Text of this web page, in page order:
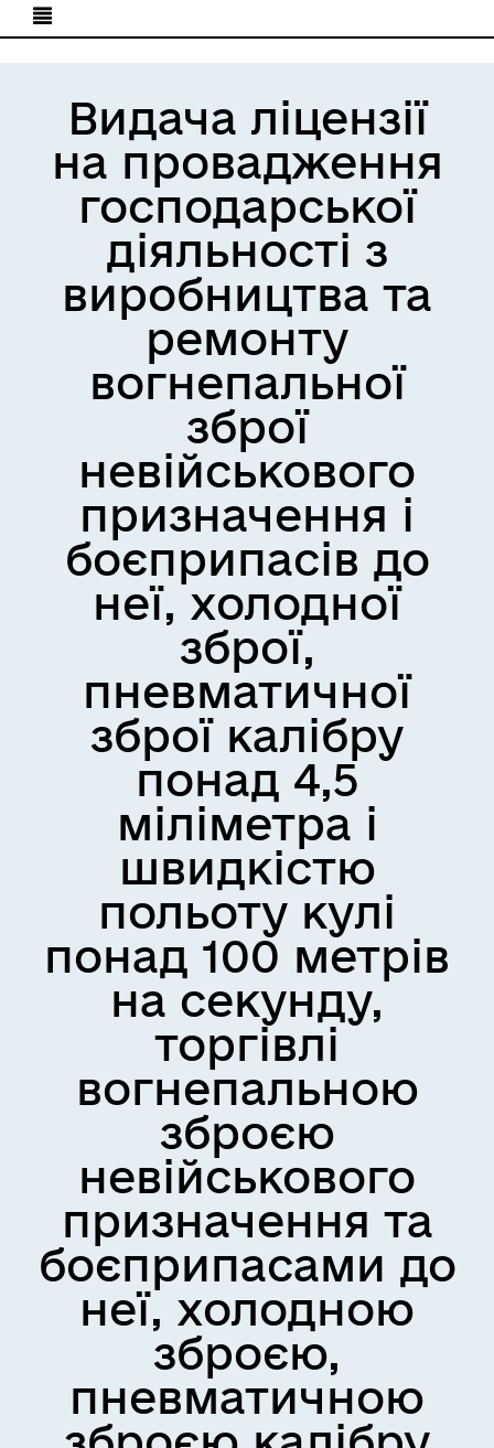
Видача ліцензії
на провадження
господарської
діяльності з
виробництва та
ремонту
вогнепальної
зброї
невійськового
призначення і
боєприпасів до
неї, холодної
зброї,
пневматичної
зброї калібру
понад 4,5
міліметра і
швидкістю
польоту кулі
понад 100 метрів
на секунду,
торгівлі
вогнепальною
зброєю
невійськового
призначення та
боєприпасами до
неї, холодною
зброєю,
пневматичною